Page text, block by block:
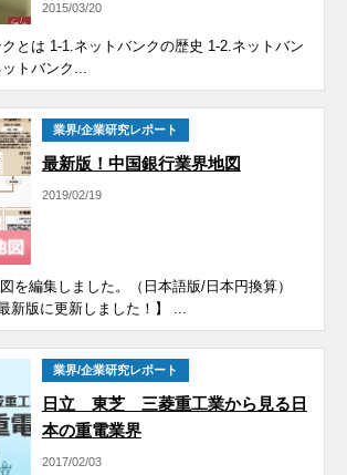
2015/03/20
とは 1-1.ネットバンクの歴史 1-2.ネットバン
トバンク...
業界/企業研究レポート
最新版！中国銀行業界地図
2019/02/19
を編集しました。（日本語版/日本円換算）
新版に更新しました！】 ...
業界/企業研究レポート
日立 東芝 三菱重工業から見る日
本の重電業界
2017/02/03